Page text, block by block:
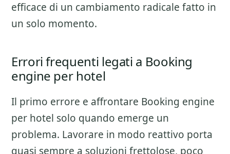
efficace di un cambiamento radicale fatto in
un solo momento.
Errori frequenti legati a Booking
engine per hotel
Il primo errore e affrontare Booking engine
per hotel solo quando emerge un
problema. Lavorare in modo reattivo porta
quasi sempre a soluzioni frettolose, poco